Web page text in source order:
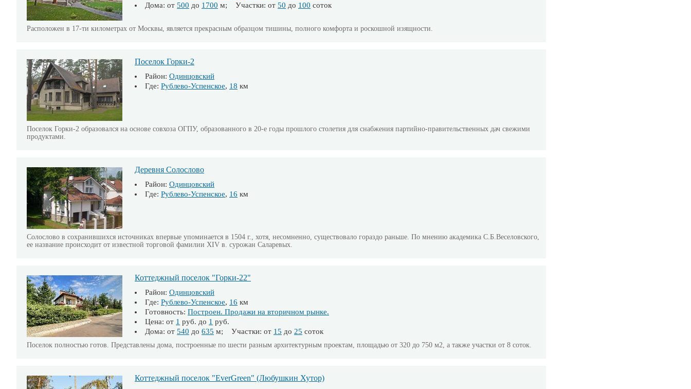
Дома: от 500 до 1700 м; Участки: от 50 до 100 соток
Расположен в 17-ти километрах от Москвы, является прекрасным образцом тишины, полного комфорта и роскошной изящности.
Поселок Горки-2
Район: Одинцовский
Где: Рублево-Успенское, 18 км
Поселок Горки-2 образовался на основе совхоза ОГПУ, образованного в 20-е годы прошлого столетия для снабжения партийно-правительственных дач свежими
продуктами.
Деревня Солослово
Район: Одинцовский
Где: Рублево-Успенское, 16 км
Солослово в сохранившихся источниках впервые упоминается в 1504 г., хотя, несомненно, существовало гораздо раньше. По мнению академика С.Б.Веселовского,
ее название происходит от известной торговой фамилии XIV в. сурожан Саларевых.
Коттеджный поселок "Горки-22"
Район: Одинцовский
Где: Рублево-Успенское, 16 км
Готовность: Построен. Продажи на вторичном рынке.
Цена: от 1 руб. до 1 руб.
Дома: от 540 до 635 м; Участки: от 15 до 25 соток
Поселок полностью готов. Представлены дома, построенные по шести разным архитектурным проектам, площадью от 320 до 750 м2, а также участки от 8 соток.
Коттеджный поселок "EverGreen" (Любушкин Хутор)